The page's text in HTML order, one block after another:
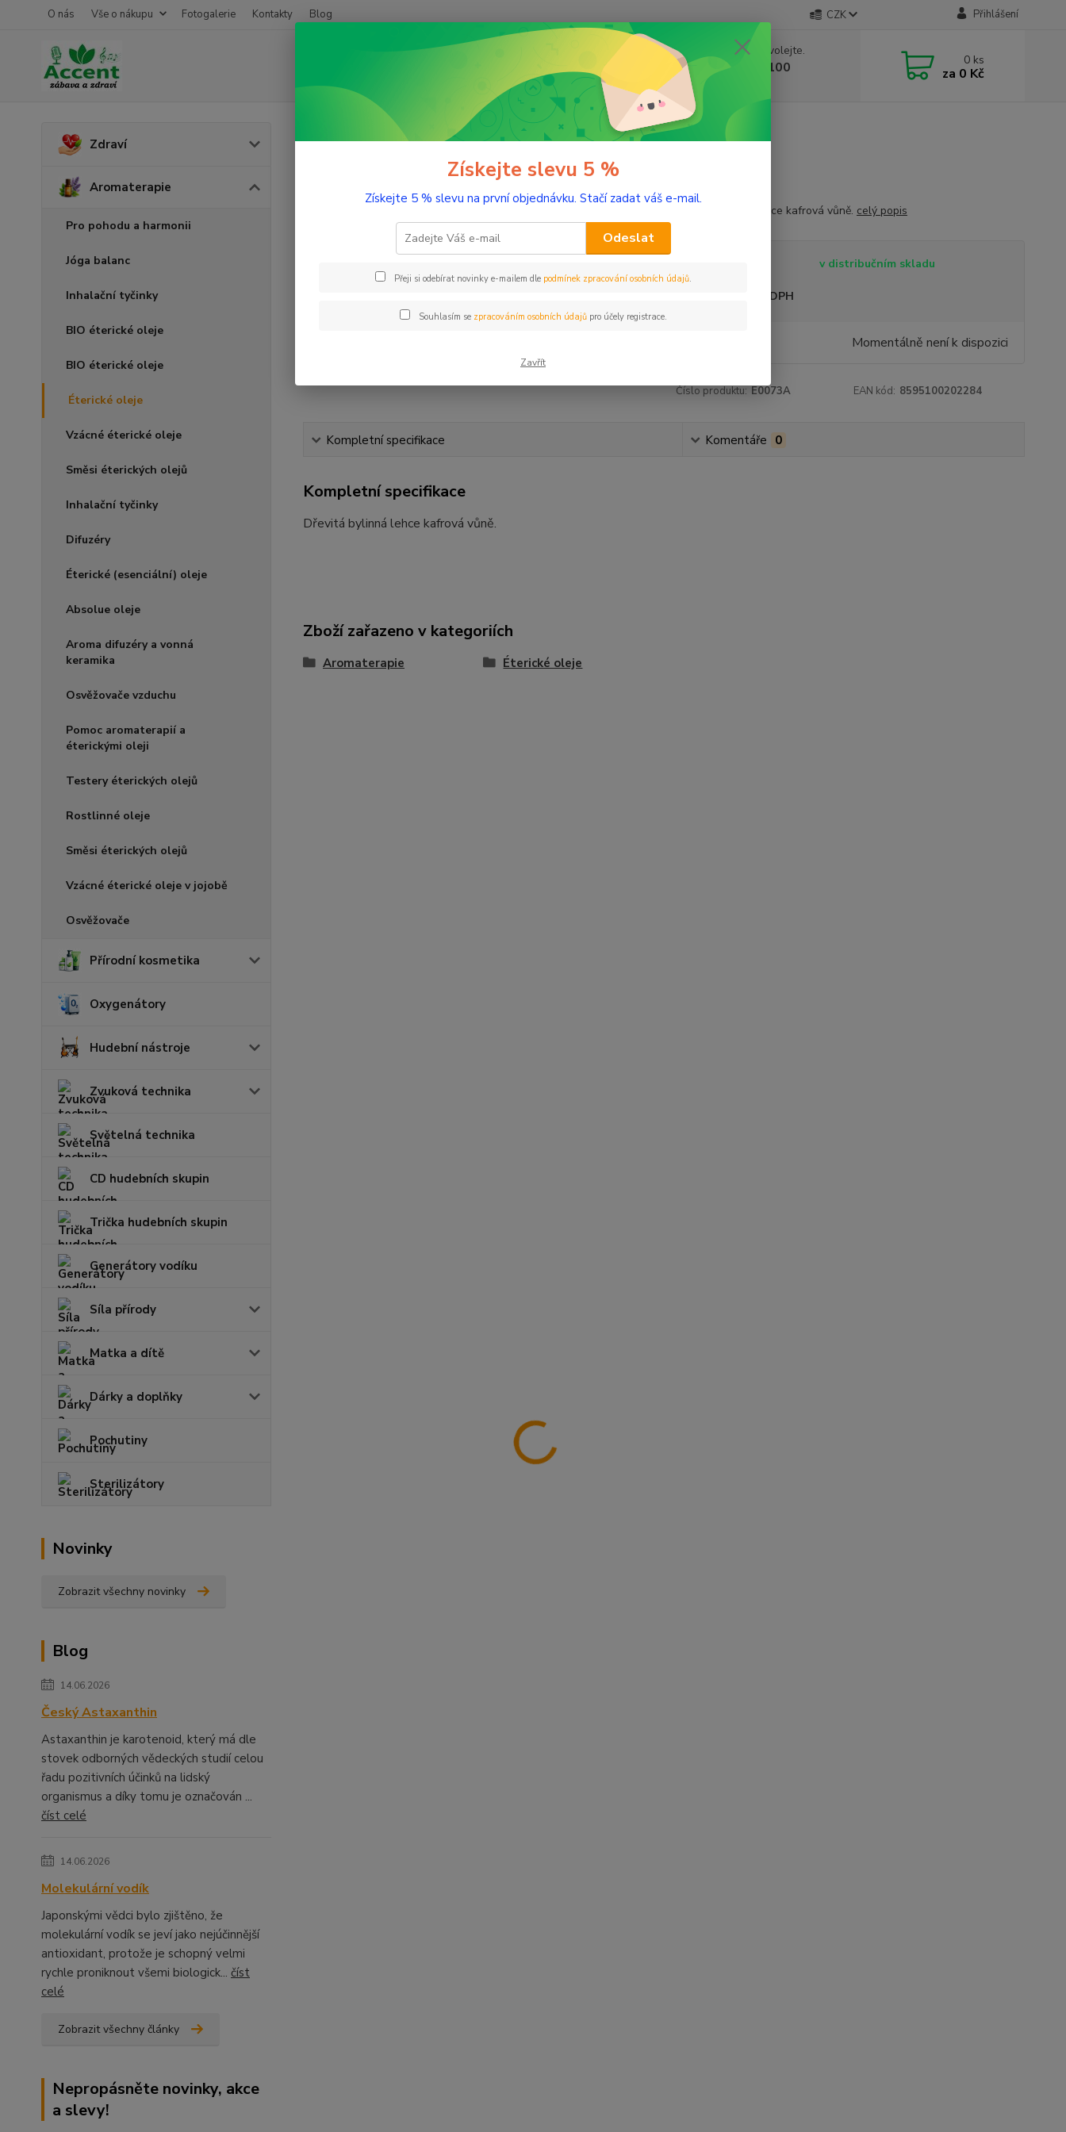
O nás Vše o nákupu Fotogalerie Kontakty Blog CZK Přihlášení
Nevíte si rady? Zavolejte.
+420 603 332 100
(Po-Pá, 10-17 hod.)
0 ks
za 0 Kč
Zdraví
Aromaterapie
Pro pohodu a harmonii
Jóga balanc
Inhalační tyčinky
BIO éterické oleje
BIO éterické oleje
Éterické oleje
Vzácné éterické oleje
Směsi éterických olejů
Inhalační tyčinky
Difuzéry
Éterické (esenciální) oleje
Absolue oleje
Aroma difuzéry a vonná
keramika
Osvěžovače vzduchu
Pomoc aromaterapií a
éterickými oleji
Testery éterických olejů
Rostlinné oleje
Směsi éterických olejů
Vzácné éterické oleje v jojobě
Osvěžovače
Přírodní kosmetika
Oxygenátory
Hudební nástroje
Zvuková technika
Světelná technika
CD hudebních skupin
Trička hudebních skupin
Generátory vodíku
Síla přírody
Matka a dítě
Dárky a doplňky
Pochutiny
Sterilizátory
Novinky
Zobrazit všechny novinky
Blog
14.06.2026
Český Astaxanthin
Astaxanthin je karotenoid, který má dle
stovek odborných vědeckých studií celou
řadu pozitivních účinků na lidský
organismus a díky tomu je označován ...
číst celé
14.06.2026
Molekulární vodík
Japonskými vědci bylo zjištěno, že
molekulární vodík se jeví jako nejúčinnější
antioxidant, protože je schopný velmi
rychle proniknout všemi biologick... číst
celé
Zobrazit všechny články
Nepropásněte novinky, akce
a slevy!
Aromaterapie Éterické oleje Yzop 5 ml
Dřevitá bylinná lehce kafrová vůně. celý popis
v distribučním skladu
Nejsme plátci DPH
Momentálně není k dispozici
Číslo produktu: E0073A EAN kód: 8595100202284
Kompletní specifikace Komentáře 0
Kompletní specifikace
Dřevitá bylinná lehce kafrová vůně.
Zboží zařazeno v kategoriích
Aromaterapie Éterické oleje
Získejte slevu 5 %
Získejte 5 % slevu na první objednávku. Stačí zadat váš e-mail.
Odeslat
Přeji si odebírat novinky e-mailem dle podmínek zpracování osobních údajů.
Souhlasím se zpracováním osobních údajůpro účely registrace.
Zavřít